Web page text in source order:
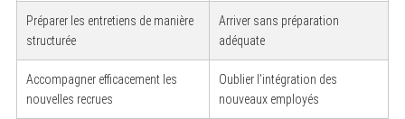
Préparer les entretiens de manière
structurée
Arriver sans préparation
adéquate
Accompagner efficacement les
nouvelles recrues
Oublier l’intégration des
nouveaux employés